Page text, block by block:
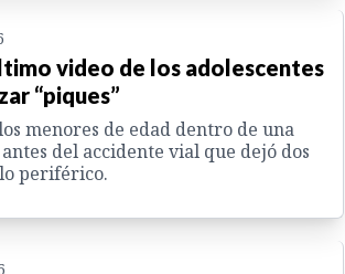
video de los adolescentes
“piques”
menores de edad dentro de una
del accidente vial que dejó dos
periférico.